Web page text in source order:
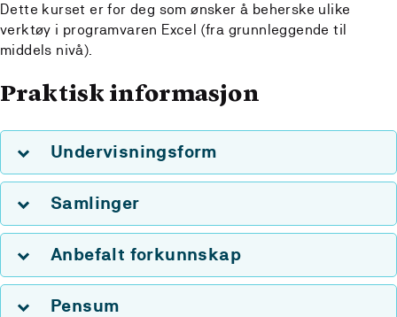
Dette kurset er for deg som ønsker å beherske ulike
verktøy i programvaren Excel (fra grunnleggende til
middels nivå).
Praktisk informasjon
Undervisningsform
Samlinger
Anbefalt forkunnskap
Pensum